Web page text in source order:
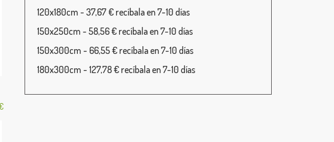
120x180cm - 37,67 € recíbala en 7-10 días
150x250cm - 58,56 € recíbala en 7-10 días
150x300cm - 66,55 € recíbala en 7-10 días
180x300cm - 127,78 € recíbala en 7-10 días